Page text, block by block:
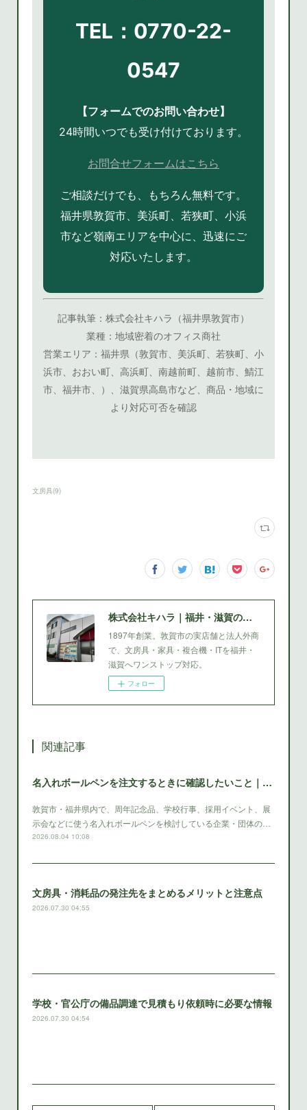
文房具(9)
株式会社キハラ｜福井・滋賀の文房具・家具・複合機
1897年創業。敦賀市の実店舗と法人外商
で、文房具・家具・複合機・ITを福井・
滋賀へワンストップ対応。
フォロー
関連記事
名入れボールペンを注文するときに確認したいこと｜敦賀・福井
敦賀市・福井県内で、周年記念品、学校行事、採用イベント、展
示会などに使う名入れボールペンを検討している企業・団体の…
2026.08.04 10:08
文房具・消耗品の発注先をまとめるメリットと注意点
2026.07.30 04:55
学校・官公庁の備品調達で見積もり依頼時に必要な情報
2026.07.30 04:54